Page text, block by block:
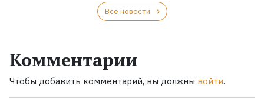
Все новости
Комментарии
Чтобы добавить комментарий, вы должны войти.